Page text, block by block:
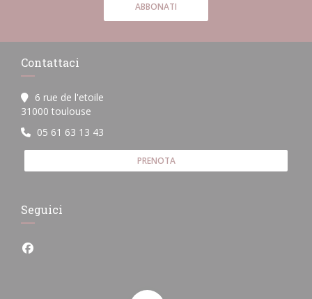
ABBONATI
Contattaci
6 rue de l'etoile
31000 toulouse
05 61 63 13 43
PRENOTA
Seguici
Facebook ((apre una nuova finestra))